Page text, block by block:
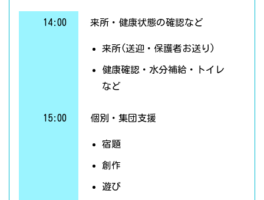
14:00 来所・健康状態の確認など
来所(送迎・保護者お送り)
健康確認・水分補給・トイレ
など
15:00 個別・集団支援
宿題
創作
遊び